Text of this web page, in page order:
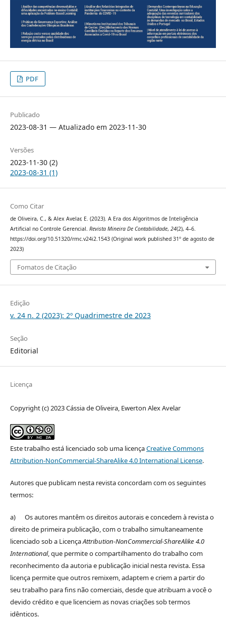
PDF
Publicado
2023-08-31 — Atualizado em 2023-11-30
Versões
2023-11-30 (2)
2023-08-31 (1)
Como Citar
de Oliveira, C., & Alex Avelar, E. (2023). A Era dos Algoritmos de Inteligência
Artificial no Controle Gerencial. Revista Mineira De Contabilidade, 24(2), 4–6.
https://doi.org/10.51320/rmc.v24i2.1543 (Original work published 31º de agosto de
2023)
Fomatos de Citação
Edição
v. 24 n. 2 (2023): 2º Quadrimestre de 2023
Seção
Editorial
Licença
Copyright (c) 2023 Cássia de Oliveira, Ewerton Alex Avelar
Este trabalho está licenciado sob uma licençaCreative Commons
Attribution-NonCommercial-ShareAlike 4.0 International License.
Autores que publicam nesta revista concordam com os seguintes
termos:
a) Os autores mantêm os direitos autorais e concedem à revista o
direito de primeira publicação, com o trabalho simultaneamente
licenciado sob a LicençaAttribution-NonCommercial-ShareAlike 4.0
International, que permite o compartilhamento do trabalho com
reconhecimento da autoria e publicação inicial nesta revista. Essa
licença permite que outros remixem, adaptem e criem a partir do
seu trabalho para fins não comerciais, desde que atribuam a você o
devido crédito e que licenciem as novas criações sob termos
idênticos.